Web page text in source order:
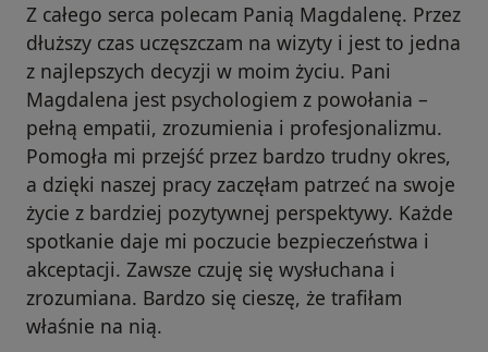
Z całego serca polecam Panią Magdalenę. Przez
dłuższy czas uczęszczam na wizyty i jest to jedna
z najlepszych decyzji w moim życiu. Pani
Magdalena jest psychologiem z powołania –
pełną empatii, zrozumienia i profesjonalizmu.
Pomogła mi przejść przez bardzo trudny okres,
a dzięki naszej pracy zaczęłam patrzeć na swoje
życie z bardziej pozytywnej perspektywy. Każde
spotkanie daje mi poczucie bezpieczeństwa i
akceptacji. Zawsze czuję się wysłuchana i
zrozumiana. Bardzo się cieszę, że trafiłam
właśnie na nią.